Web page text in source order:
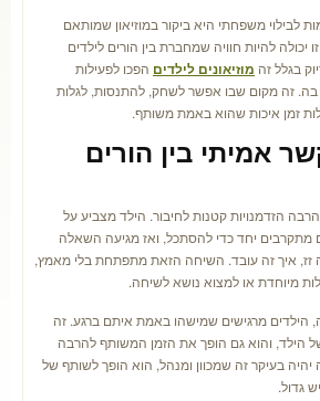
לבילוי משפחתי היא ביקור במוזיאון שמותאם
יכולה להיות חוויה שמחברת בין הורים לילדים
בגלל זה מוזיאונים לילדים הפכו לפעילות
זה מקום שבו אפשר לשחק, להתנסות, לגלות
זמן איכות שהוא באמת משותף.
אמיתי בין הורים
הרבה הזדמנויות קטנות לחיבור. הילד מצביע על
יחד כדי להסתכל, ואז מגיעה השאלה
איך זה עובד. השיחה הזאת מתפתחת בלי מאמץ,
מיוחדת או למצוא נושא לשיחה.
הילדים מרגישים שמישהו באמת איתם ברגע. זה
הילד, והוא גם הופך את הזמן המשותף להרבה
יהיה בעיקר זה שמכוון ומנהל, הוא הופך לשותף של
גדול.